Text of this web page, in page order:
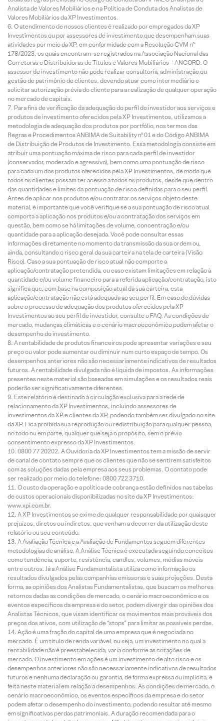
Analista de Valores Mobiliários e na Política de Conduta dos Analistas de
Valores Mobiliários da XP Investimentos.
O atendimento de nossos clientes é realizado por empregados da XP
Investimentos ou por assessores de investimento que desempenham suas
atividades por meio da XP, em conformidade com a Resolução CVM nº
178/2023, os quais encontram-se registrados na Associação Nacional das
Corretoras e Distribuidoras de Títulos e Valores Mobiliários – ANCORD. O
assessor de investimento não pode realizar consultoria, administração ou
gestão de patrimônio de clientes, devendo atuar como intermediário e
solicitar autorização prévia do cliente para a realização de qualquer operação
no mercado de capitais.
Para fins de verificação da adequação do perfil do investidor aos serviços e
produtos de investimento oferecidos pela XP Investimentos, utilizamos a
metodologia de adequação dos produtos por portfólio, nos termos das
Regras e Procedimentos ANBIMA de Suitability nº 01 e do Código ANBIMA
de Distribuição de Produtos de Investimento. Essa metodologia consiste em
atribuir uma pontuação máxima de risco para cada perfil de investidor
(conservador, moderado e agressivo), bem como uma pontuação de risco
para cada um dos produtos oferecidos pela XP Investimentos, de modo que
todos os clientes possam ter acesso a todos os produtos, desde que dentro
das quantidades e limites da pontuação de risco definidas para o seu perfil.
Antes de aplicar nos produtos e/ou contratar os serviços objeto deste
material, é importante que você verifique se a sua pontuação de risco atual
comporta a aplicação nos produtos e/ou a contratação dos serviços em
questão, bem como se há limitações de volume, concentração e/ou
quantidade para a aplicação desejada. Você pode consultar essas
informações diretamente no momento da transmissão da sua ordem ou,
ainda, consultando o risco geral da sua carteira na tela de carteira (Visão
Risco). Caso a sua pontuação de risco atual não comporte a
aplicação/contratação pretendida, ou caso existam limitações em relação à
quantidade e/ou volume financeiro para a referida aplicação/contratação, isto
significa que, com base na composição atual da sua carteira, esta
aplicação/contratação não está adequada ao seu perfil. Em caso de dúvidas
sobre o processo de adequação dos produtos oferecidos pela XP
Investimentos ao seu perfil de investidor, consulte o FAQ. As condições de
mercado, mudanças climáticas e o cenário macroeconômico podem afetar o
desempenho do investimento.
A rentabilidade de produtos financeiros pode apresentar variações e seu
preço ou valor pode aumentar ou diminuir num curto espaço de tempo. Os
desempenhos anteriores não são necessariamente indicativos de resultados
futuros. A rentabilidade divulgada não é líquida de impostos. As informações
presentes neste material são baseadas em simulações e os resultados reais
poderão ser significativamente diferentes.
Este relatório é destinado à circulação exclusiva para a rede de
relacionamento da XP Investimentos, incluindo assessores de
investimentos da XP e clientes da XP, podendo também ser divulgado no site
da XP. Fica proibida sua reprodução ou redistribuição para qualquer pessoa,
no todo ou em parte, qualquer que seja o propósito, sem o prévio
consentimento expresso da XP Investimentos.
0800 77 20202. A Ouvidoria da XP Investimentos tem a missão de servir
de canal de contato sempre que os clientes que não se sentirem satisfeitos
com as soluções dadas pela empresa aos seus problemas. O contato pode
ser realizado por meio do telefone: 0800 722 3710.
O custo da operação e a política de cobrança estão definidos nas tabelas
de custos operacionais disponibilizadas no site da XP Investimentos:
www.xpi.com.br.
A XP Investimentos se exime de qualquer responsabilidade por quaisquer
prejuízos, diretos ou indiretos, que venham a decorrer da utilização deste
relatório ou seu conteúdo.
A Avaliação Técnica e a Avaliação de Fundamentos seguem diferentes
metodologias de análise. A Análise Técnica é executada seguindo conceitos
como tendência, suporte, resistência, candles, volumes, médias móveis
entre outros. Já a Análise Fundamentalista utiliza como informação os
resultados divulgados pelas companhias emissoras e suas projeções. Desta
forma, as opiniões dos Analistas Fundamentalistas, que buscam os melhores
retornos dadas as condições de mercado, o cenário macroeconômico e os
eventos específicos da empresa e do setor, podem divergir das opiniões dos
Analistas Técnicos, que visam identificar os movimentos mais prováveis dos
preços dos ativos, com utilização de “stops” para limitar as possíveis perdas.
Ação é uma fração do capital de uma empresa que é negociada no
mercado. É um título de renda variável, ou seja, um investimento no qual a
rentabilidade não é preestabelecida, varia conforme as cotações de
mercado. O investimento em ações é um investimento de alto risco e os
desempenhos anteriores não são necessariamente indicativos de resultados
futuros e nenhuma declaração ou garantia, de forma expressa ou implícita, é
feita neste material em relação a desempenhos. As condições de mercado, o
cenário macroeconômico, os eventos específicos da empresa e do setor
podem afetar o desempenho do investimento, podendo resultar até mesmo
em significativas perdas patrimoniais. A duração recomendada para o